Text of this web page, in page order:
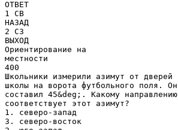
ОТВЕТ
1 СВ
НАЗАД
2 СЗ
ВЫХОД
Ориентирование на
местности
400
Школьники измерили азимут от дверей
школы на ворота футбольного поля. Он
составил 45&deg;. Какому направлению
соответствует этот азимут?
1. северо-запад
3. северо-восток